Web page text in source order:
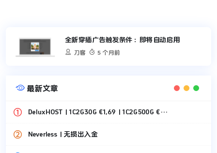
全新穿插广告触发条件：即将自动启用

刀客  5 个月前
 最新文章
DeluxHOST | 1C2G30G €1,69 | 1C2G500G €1,49
Neverless | 无损出入金